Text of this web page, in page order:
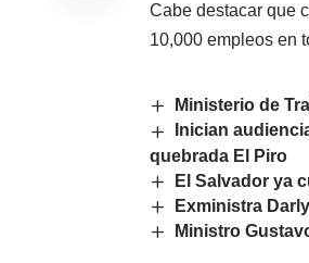
Cabe destacar que
10,000 empleos en
Ministerio de
Inician
quebrada El Piro
El Salvador ya
Exministra
Ministro